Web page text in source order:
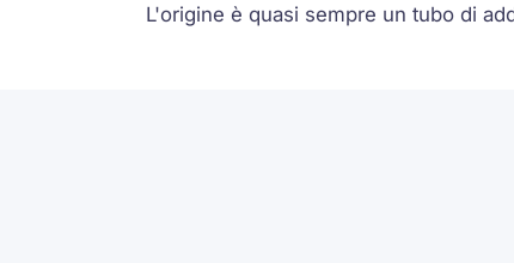
L'origine è quasi sempre un tubo di